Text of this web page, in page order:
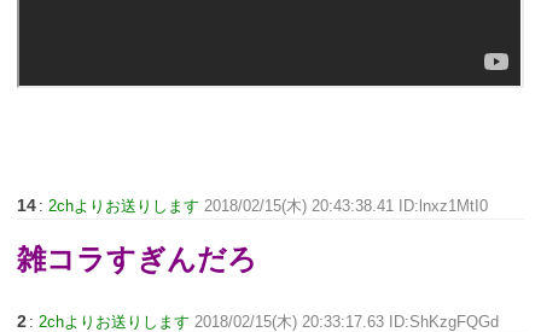
14 : 2chよりお送りします 2018/02/15(木) 20:43:38.41 ID:lnxz1MtI0
雑コラすぎんだろ
2 : 2chよりお送りします 2018/02/15(木) 20:33:17.63 ID:ShKzgFQGd